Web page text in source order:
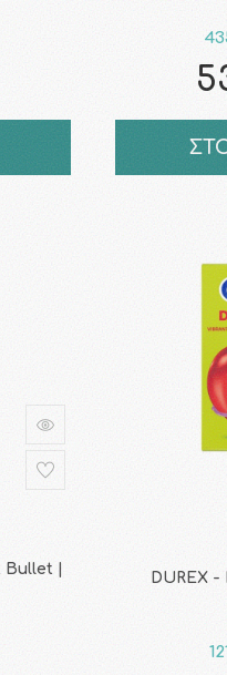
|
DUREX -